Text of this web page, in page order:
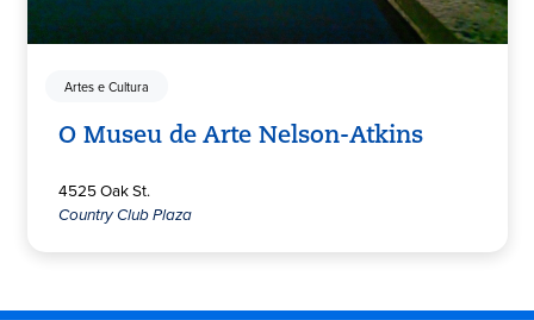
Artes e Cultura
O Museu de Arte Nelson-Atkins
4525 Oak St.
Country Club Plaza